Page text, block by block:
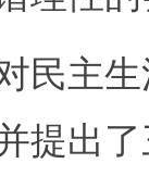
主生
提出